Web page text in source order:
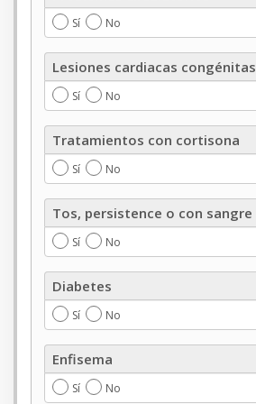
Sí No
Lesiones
cardiacas
congénitas
Lesiones cardiacas congénitas
Sí No
Tratamientos
con
cortisona
Tratamientos con cortisona
Sí No
Tos,
persistence
con
sangre
Tos, persistence o con sangre
Sí No
Diabetes
Diabetes
Sí No
Enfisema
Enfisema
Sí No